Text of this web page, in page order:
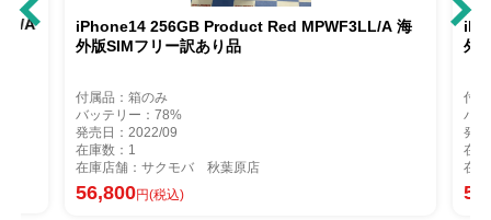
A
iPhone14 256GB Product Red MPWF3LL/A 海
外版SIMフリー訳あり品
付属品：箱のみ
バッテリー：78%
発売日：2022/09
在庫数：1
在庫店舗：サクモバ 秋葉原店
56,800円(税込)
外
付
バ
発
在
在